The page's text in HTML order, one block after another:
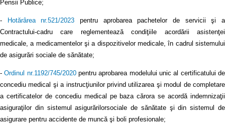
Pensii Publice;
- Hotărârea nr.521/2023 pentru aprobarea pachetelor de servicii şi a
Contractului-cadru care reglementează condiţiile acordării asistenţei
medicale, a medicamentelor şi a dispozitivelor medicale, în cadrul sistemului
de asigurări sociale de sănătate;
-Ordinul nr.1192/745/2020pentru aprobarea modelului unic al certificatului de
concediu medical şi a instrucţiunilor privind utilizarea şi modul de completare
a certificatelor de concediu medical pe baza cărora se acordă indemnizaţii
asiguraţilor din sistemul asigurărilorsociale de sănătate şi din sistemul de
asigurare pentru accidente de muncă şi boli profesionale;